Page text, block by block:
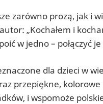
zarówno prozą, jak i
„Kochałem i
w jedno – połączyć
dla dzieci w
przepiękne,
i wspomoże